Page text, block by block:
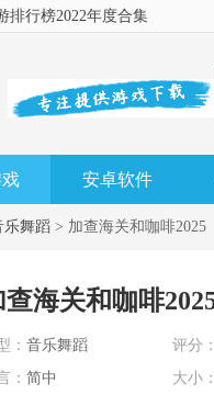
排行榜2022年度合集
安卓软件
乐舞蹈 > 加查海关和咖啡2025
查海关和咖啡
： 音乐舞蹈 评分：
： 简中 大小：